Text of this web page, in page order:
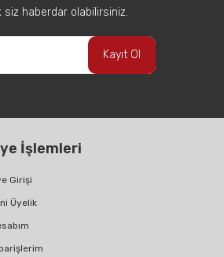
haberdar olabilirsiniz.
Kayıt Ol
İşlemleri
Girişi
Üyelik